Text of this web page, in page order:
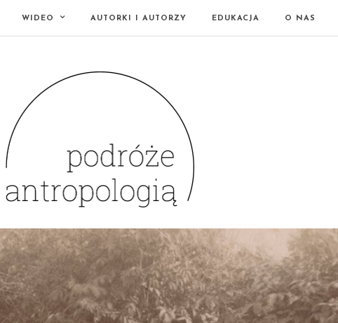
WIDEO AUTORKI I AUTORZY EDUKACJA O NAS